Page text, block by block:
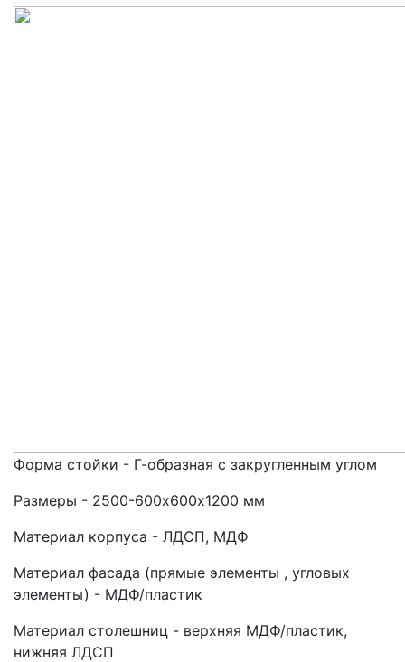
Форма стойки - Г-образная с закругленным углом
Размеры - 2500-600х600х1200 мм
Материал корпуса - ЛДСП, МДФ
Материал фасада (прямые элементы , угловых
элементы) - МДФ/пластик
Материал столешниц - верхняя МДФ/пластик,
нижняя ЛДСП